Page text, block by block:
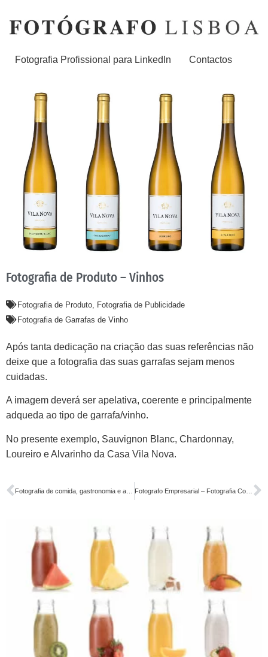
Fotografia Profissional para LinkedIn Contactos
Fotografia de Produto – Vinhos
Fotografia de Produto
Fotografia de Publicidade
Fotografia de Garrafas de Vinho
Após tanta dedicação na criação das suas referências não
deixe que a fotografia das suas garrafas sejam menos
cuidadas.
A imagem deverá ser apelativa, coerente e principalmente
adqueda ao tipo de garrafa/vinho.
No presente exemplo, Sauvignon Blanc, Chardonnay,
Loureiro e Alvarinho da Casa Vila Nova.
Fotografo Empresarial – Fotografia Corporativa